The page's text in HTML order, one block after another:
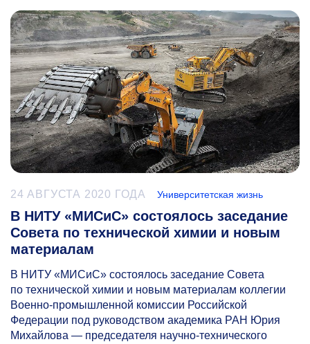
24 АВГУСТА 2020 ГОДА Университетская жизнь
В НИТУ «МИСиС» состоялось заседание
Совета по технической химии и новым
материалам
В НИТУ «МИСиС» состоялось заседание Совета
по технической химии и новым материалам коллегии
Военно-промышленной комиссии Российской
Федерации под руководством академика РАН Юрия
Михайлова — председателя научно-технического